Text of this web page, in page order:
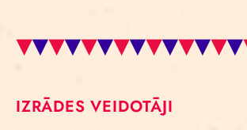
IZRĀDES VEIDOTĀJI